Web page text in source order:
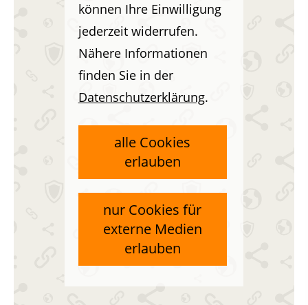
können Ihre Einwilligung
jederzeit widerrufen.
Nähere Informationen
finden Sie in der
Datenschutzerklärung.
alle Cookies
erlauben
nur Cookies für
externe Medien
erlauben